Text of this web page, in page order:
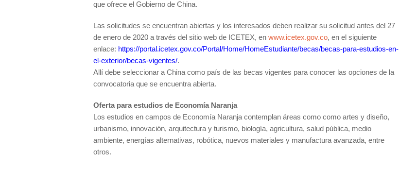
que ofrece el Gobierno de China.
Las solicitudes se encuentran abiertas y los interesados deben realizar su solicitud antes del 27
de enero de 2020 a través del sitio web de ICETEX, en www.icetex.gov.co, en el siguiente
enlace: https://portal.icetex.gov.co/Portal/Home/HomeEstudiante/becas/becas-para-estudios-en-
el-exterior/becas-vigentes/.
Allí debe seleccionar a China como país de las becas vigentes para conocer las opciones de la
convocatoria que se encuentra abierta.
Oferta para estudios de Economía Naranja
Los estudios en campos de Economía Naranja contemplan áreas como como artes y diseño,
urbanismo, innovación, arquitectura y turismo, biología, agricultura, salud pública, medio
ambiente, energías alternativas, robótica, nuevos materiales y manufactura avanzada, entre
otros.